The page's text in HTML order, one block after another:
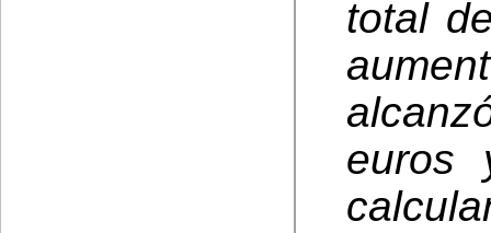
total
euros